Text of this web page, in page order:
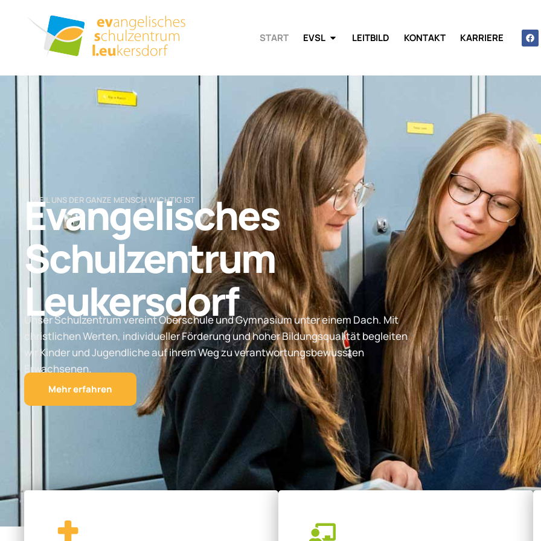
START EVSL LEITBILD KONTAKT KARRIERE
… WEIL UNS DER GANZE MENSCH WICHTIG IST
Evangelisches
Schulzentrum
Leukersdorf
Unser Schulzentrum vereint Oberschule und Gymnasium unter einem Dach. Mit
christlichen Werten, individueller Förderung und hoher Bildungsqualität begleiten
wir Kinder und Jugendliche auf ihrem Weg zu verantwortungsbewussten
Erwachsenen.
Mehr erfahren